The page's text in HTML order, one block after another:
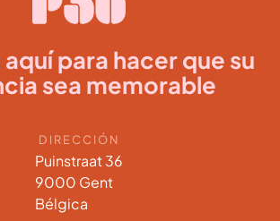
para hacer que su
sea memorable
DIRECCIÓN
Puinstraat 36
9000 Gent
Bélgica